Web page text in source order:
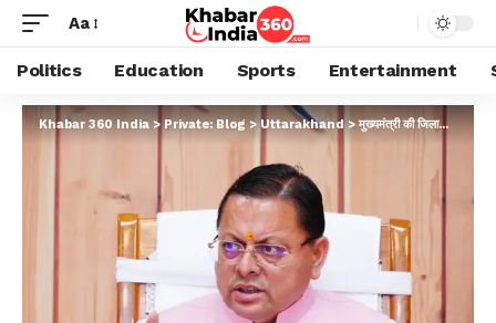
Aa
Politics Education Sports Entertainment
Khabar 360 India>Private: Blog>Uttarakhand>मुख्यमंत्री की जिलाधिकारियों संग बैठक, अतिक्रमण और वक्फ संपत्तियों पर फोकस